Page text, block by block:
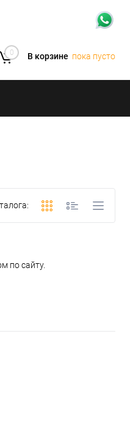
0 В корзине пока пусто
по сайту.